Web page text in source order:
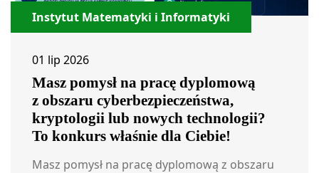
Instytut Matematyki i Informatyki
01 lip 2026
Masz pomysł na pracę dyplomową
z obszaru cyberbezpieczeństwa,
kryptologii lub nowych technologii?
To konkurs właśnie dla Ciebie!
Masz pomysł na pracę dyplomową z obszaru